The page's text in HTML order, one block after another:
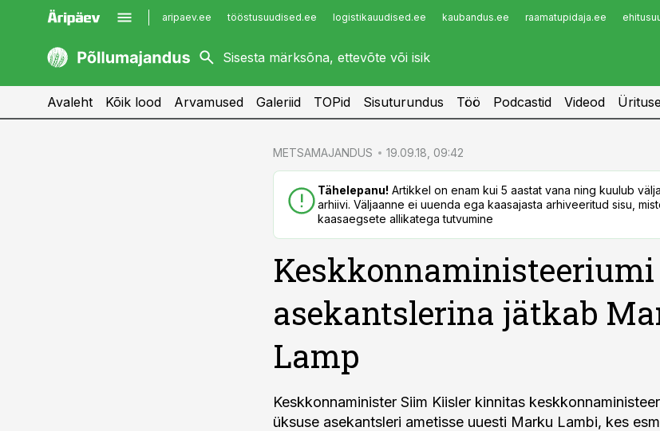
aripaev.ee tööstusuudised.ee logistikauudised.ee kaubandus.ee raamatupidaja.ee
kaubandus.ee
kinnisvarauudised.ee
imelineajalugu.ee
Infopank
Avaleht Kõik lood Arvamused Galeriid TOPid Sisuturundus Töö Podcastid Videod
METSAMAJANDUS 19.09.18, 09:42
Tähelepanu! Artikkel on enam kui 5 aastat vana ning kuulub
arhiivi. Väljaanne ei uuenda ega kaasajasta arhiveeritud sisu,
kaasaegsete allikatega tutvumine
Keskkonnaministeeriumi
asekantslerina jätkab
Lamp
Keskkonnaminister Siim Kiisler kinnitas
üksuse asekantsleri ametisse uuesti Marku Lambi, kes